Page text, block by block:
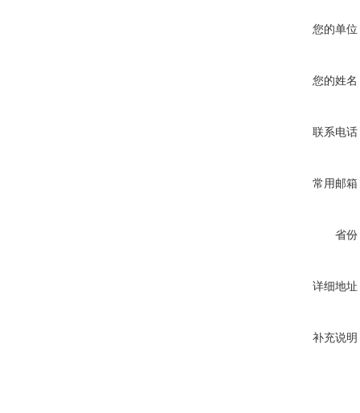
您的单位
您的姓名
联系电话
常用邮箱
省份
详细地址
补充说明